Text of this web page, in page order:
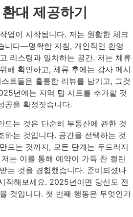
대 제공하기
업이 시작됩니다. 저는 원활한 체크
니다—명확한 지침, 개인적인 환영
리스팅과 일치하는 공간. 저는 체류
해 확인하고, 체류 후에는 감사 메시
트들은 훌륭한 리뷰를 남기고, 그것
년에는 지역 팁 시트를 추가할 것
을 확정짓습니다.
드는 것은 단순히 부동산에 관한 것
는 것입니다. 공간을 선택하는 것
드는 것까지, 모든 단계는 두드러지
는 이를 통해 예약이 가득 찬 캘린
는 것을 경험했습니다. 준비되셨나
작해보세요. 2025년이면 당신도 전
것입니다. 첫 번째 행동은 무엇인가